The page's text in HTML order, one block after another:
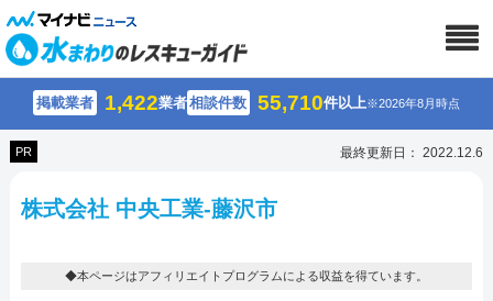
掲載業者 1,422業者相談件数 55,710件以上※2026年8月時点
PR 最終更新日： 2022.12.6
株式会社 中央工業-藤沢市
◆本ページはアフィリエイトプログラムによる収益を得ています。